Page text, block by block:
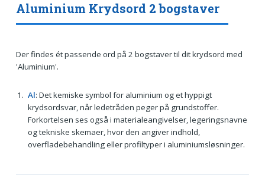
Aluminium Krydsord 2 bogstaver
Der findes ét passende ord på 2 bogstaver til dit krydsord med
'Aluminium'.
Al: Det kemiske symbol for aluminium og et hyppigt
krydsordsvar, når ledetråden peger på grundstoffer.
Forkortelsen ses også i materialeangivelser, legeringsnavne
og tekniske skemaer, hvor den angiver indhold,
overfladebehandling eller profiltyper i aluminiumsløsninger.